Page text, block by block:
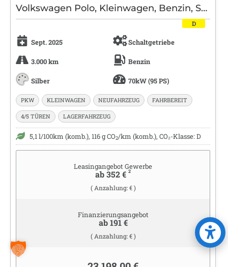
Volkswagen Polo, Kleinwagen, Benzin, Schaltgetriebe, Silber
Sept. 2025 Schaltgetriebe
3.000 km Benzin
Silber 70kW (95 PS)
D
PKW KLEINWAGEN NEUFAHRZEUG FAHRBEREIT
4/5 TÜREN LAGERFAHRZEUG
5,1 l/100km (komb.), 116 g CO2/km (komb.), CO₂-Klasse: D
Leasingangebot Gewerbe
ab 352 € 2
( Anzahlung: € )
Finanzierungsangebot
ab 191 €
( Anzahlung: € )